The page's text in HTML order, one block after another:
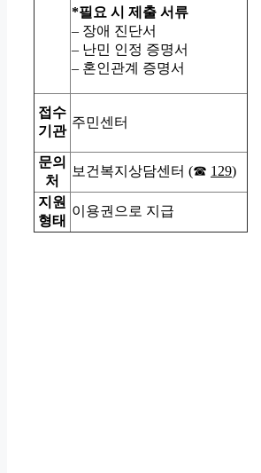
*필요 시 제출 서류
– 장애 진단서
– 난민 인정 증명서
– 혼인관계 증명서
접수
기관
주민센터
문의
처
보건복지상담센터 (☎ 129)
지원
형태
이용권으로 지급